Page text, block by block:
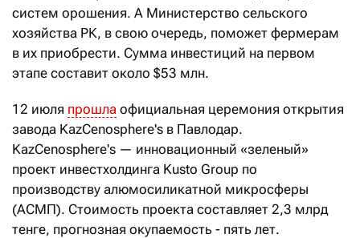
систем орошения. А Министерство сельского
хозяйства РК, в свою очередь, поможет фермерам
в их приобрести. Сумма инвестиций на первом
этапе составит около $53 млн.
12 июля прошла официальная церемония открытия
завода KazCenosphere's в Павлодар.
KazCenosphere's — инновационный «зеленый»
проект инвестхолдинга Kusto Group по
производству алюмосиликатной микросферы
(АСМП). Стоимость проекта составляет 2,3 млрд
тенге, прогнозная окупаемость - пять лет.